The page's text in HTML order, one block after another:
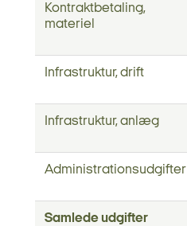
Kontraktbetaling,
materiel
Infrastruktur, drift
Infrastruktur, anlæg
Administrationsudgifter
Samlede udgifter